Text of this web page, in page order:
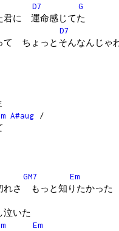
D7
G
君に 運命感じてた
D7
ちょっとそんなんじゃ
A#aug /
GM7
Em
さ もっと知りたかった
いた
Em